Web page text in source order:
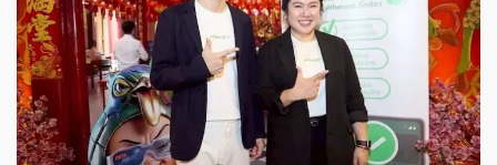
1 min read